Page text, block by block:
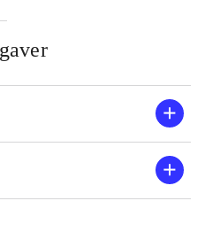
En række
og is-dans
lav, specielt
i de
Man vælger